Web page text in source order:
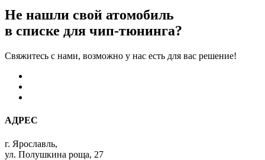
Не нашли свой атомобиль
в списке для чип-тюнинга?
Свяжитесь с нами, возможно у нас есть для вас решение!
АДРЕС
г. Ярославль,
ул. Полушкина роща, 27